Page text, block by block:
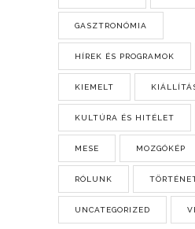
GASZTRONÓMIA
HÍREK ÉS PROGRAMOK
KIEMELT
KULTÚRA ÉS HITÉLET
MESE MOZGÓKÉP
RÓLUNK
UNCATEGORIZED